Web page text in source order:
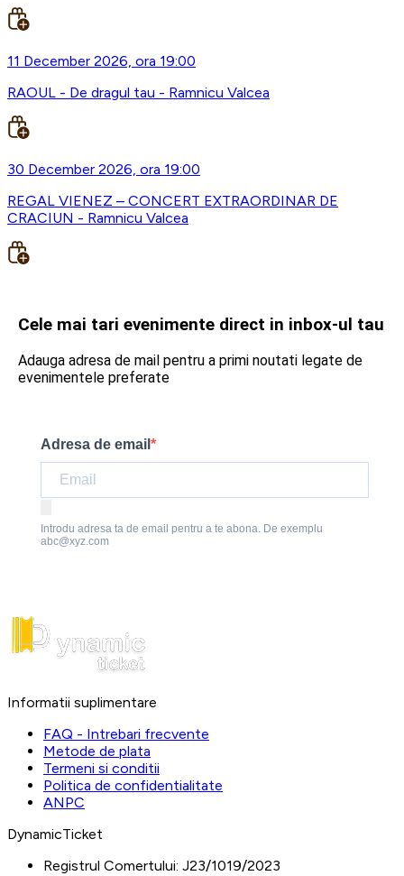
11 December 2026, ora 19:00
RAOUL - De dragul tau - Ramnicu Valcea
30 December 2026, ora 19:00
REGAL VIENEZ – CONCERT EXTRAORDINAR DE
CRACIUN - Ramnicu Valcea
Cele mai tari evenimente direct in inbox-ul tau
Adauga adresa de mail pentru a primi noutati legate de
evenimentele preferate
Adresa de email
Introdu adresa ta de email pentru a te abona. De exemplu
abc@xyz.com
Informatii suplimentare
FAQ - Intrebari frecvente
Metode de plata
Termeni si conditii
Politica de confidentialitate
ANPC
DynamicTicket
Registrul Comertului: J23/1019/2023